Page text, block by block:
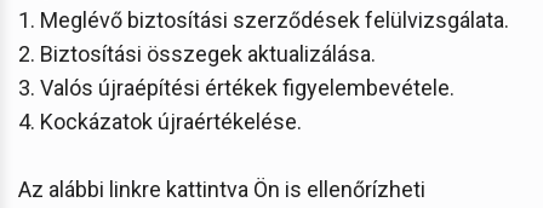
1. Meglévő biztosítási szerződések felülvizsgálata.
2. Biztosítási összegek aktualizálása.
3. Valós újraépítési értékek figyelembevétele.
4. Kockázatok újraértékelése.
Az alábbi linkre kattintva Ön is ellenőrízheti